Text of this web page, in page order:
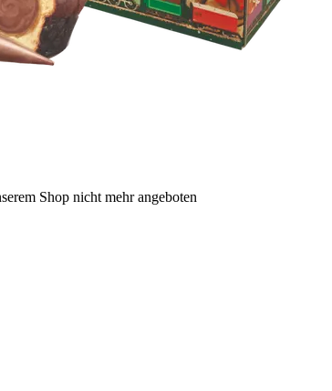
Shop nicht mehr angeboten